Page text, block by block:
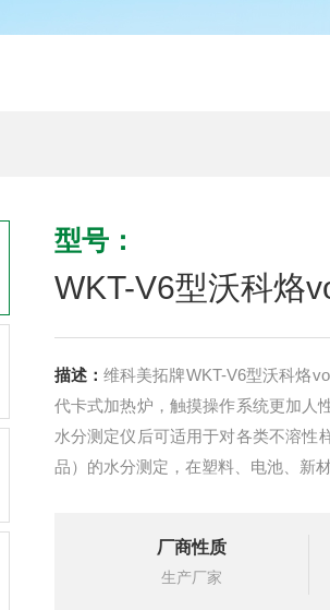
型号：
WKT-V6型沃科烙
描述： 维科美拓牌WKT-V6型沃科烙
代卡式加热炉，触摸操作系统更加人
水分测定仪后可适用于对各类不溶性
品）的水分测定，在塑料、电池、新
厂商性质
生产厂家